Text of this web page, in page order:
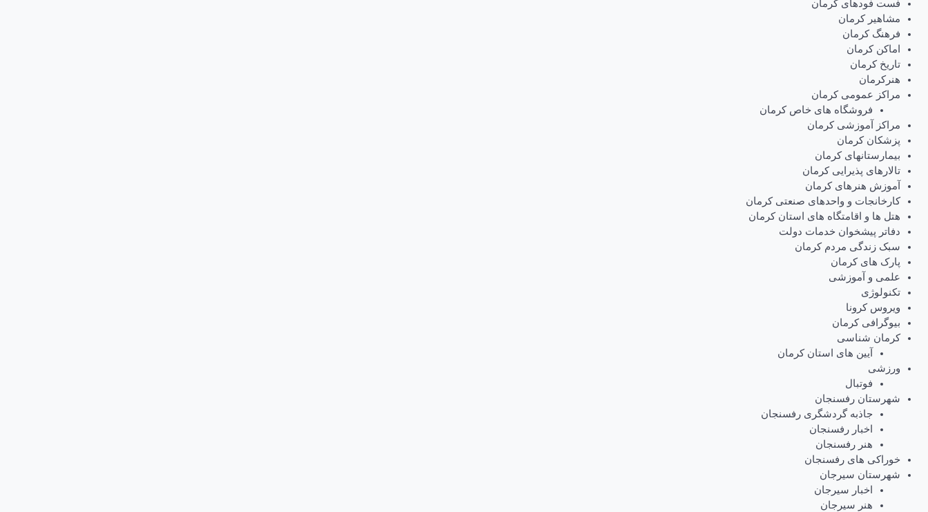
فست فودهای کرمان
مشاهیر کرمان
فرهنگ کرمان
اماکن کرمان
تاریخ کرمان
هنرکرمان
مراکز عمومی کرمان
فروشگاه های خاص کرمان
مراکز آموزشی کرمان
پزشکان کرمان
بیمارستانهای کرمان
تالارهای پذیرایی کرمان
آموزش هنرهای کرمان
کارخانجات و واحدهای صنعتی کرمان
هتل ها و اقامتگاه های استان کرمان
دفاتر پیشخوان خدمات دولت
سبک زندگی مردم کرمان
پارک های کرمان
علمی و آموزشی
تکنولوژی
ویروس کرونا
بیوگرافی کرمان
کرمان شناسی
آیین های استان کرمان
ورزشی
فوتبال
شهرستان رفسنجان
جاذبه گردشگری رفسنجان
اخبار رفسنجان
هنر رفسنجان
خوراکی های رفسنجان
شهرستان سیرجان
اخبار سیرجان
هنر سیرجان